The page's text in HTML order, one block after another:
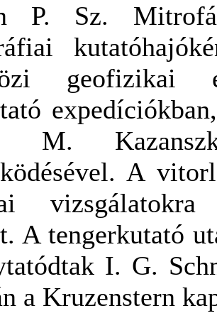
P. Sz.
geofizikai
A
A tengerkutató
I. G.
a Kruzenstern